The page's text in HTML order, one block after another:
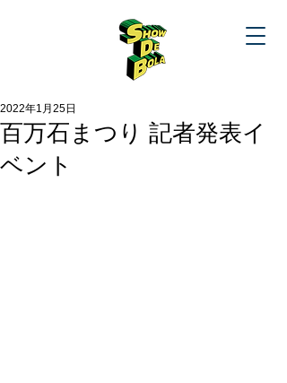
百万石まつり 記者発表イ
ベント
2022年1月25日